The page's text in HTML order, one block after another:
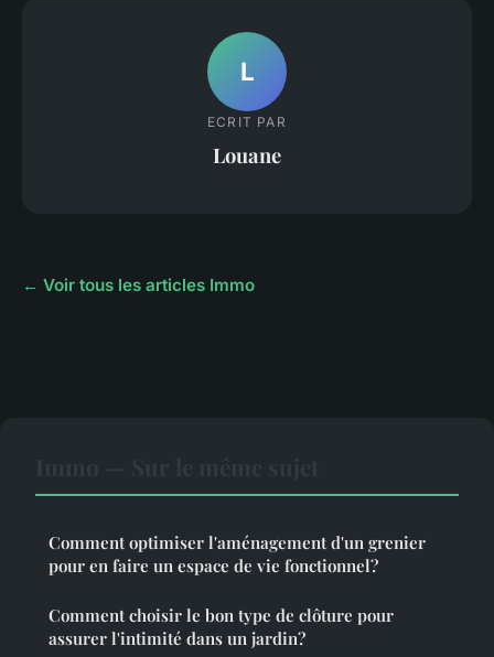
L
ECRIT PAR
Louane
← Voir tous les articles Immo
Comment optimiser l'aménagement d'un grenier
pour en faire un espace de vie fonctionnel?
Comment choisir le bon type de clôture pour
assurer l'intimité dans un jardin?